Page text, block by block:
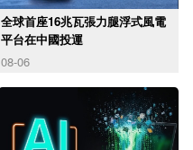
全球首座16兆瓦張力腿浮式風電
平台在中國投運
08-06